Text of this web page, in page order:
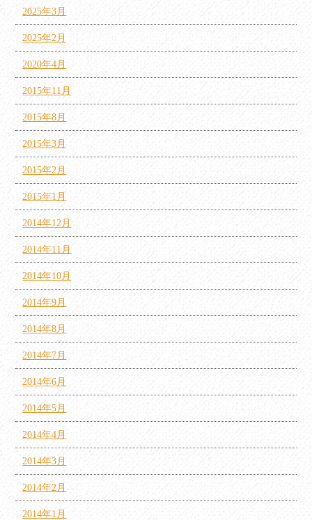
2025年3月
2025年2月
2020年4月
2015年11月
2015年8月
2015年3月
2015年2月
2015年1月
2014年12月
2014年11月
2014年10月
2014年9月
2014年8月
2014年7月
2014年6月
2014年5月
2014年4月
2014年3月
2014年2月
2014年1月